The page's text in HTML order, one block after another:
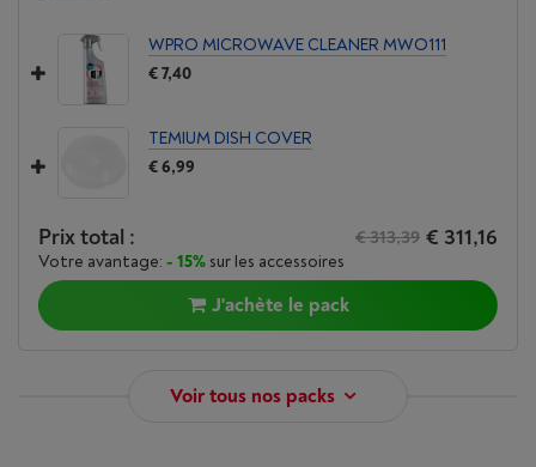
WPRO MICROWAVE CLEANER MWO111
€ 7,40
TEMIUM DISH COVER
€ 6,99
Prix total : € 313,39 € 311,16
Votre avantage: - 15% sur les accessoires
J'achète le pack
Voir tous nos packs